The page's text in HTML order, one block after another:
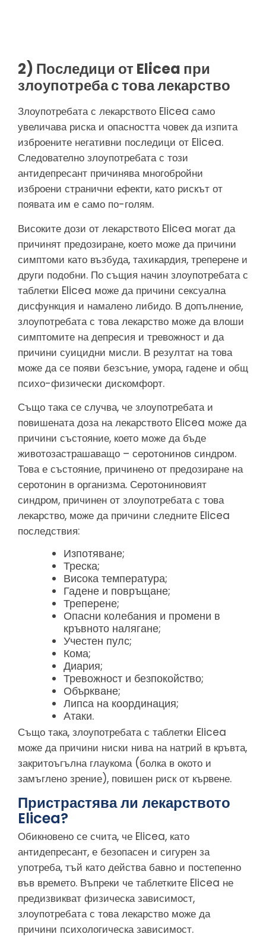
2) Последици от Elicea при
злоупотреба с това лекарство
Злоупотребата с лекарството Elicea само
увеличава риска и опасността човек да изпита
изброените негативни последици от Elicea.
Следователно злоупотребата с този
антидепресант причинява многобройни
изброени странични ефекти, като рискът от
появата им е само по-голям.
Високите дози от лекарството Elicea могат да
причинят предозиране, което може да причини
симптоми като възбуда, тахикардия, треперене и
други подобни. По същия начин злоупотребата с
таблетки Elicea може да причини сексуална
дисфункция и намалено либидо. В допълнение,
злоупотребата с това лекарство може да влоши
симптомите на депресия и тревожност и да
причини суицидни мисли. В резултат на това
може да се появи безсъние, умора, гадене и общ
психо-физически дискомфорт.
Също така се случва, че злоупотребата и
повишената доза на лекарството Elicea може да
причини състояние, което може да бъде
животозастрашаващо – серотонинов синдром.
Това е състояние, причинено от предозиране на
серотонин в организма. Серотониновият
синдром, причинен от злоупотребата с това
лекарство, може да причини следните Elicea
последствия:
Изпотяване;
Треска;
Висока температура;
Гадене и повръщане;
Треперене;
Опасни колебания и промени в
кръвното налягане;
Учестен пулс;
Кома;
Диария;
Тревожност и безпокойство;
Объркване;
Липса на координация;
Атаки.
Също така, злоупотребата с таблетки Elicea
може да причини ниски нива на натрий в кръвта,
закритоъгълна глаукома (болка в окото и
замъглено зрение), повишен риск от кървене.
Пристрастява ли лекарството
Elicea?
Обикновено се счита, че Elicea, като
антидепресант, е безопасен и сигурен за
употреба, тъй като действа бавно и постепенно
във времето. Въпреки че таблетките Elicea не
предизвикват физическа зависимост,
злоупотребата с това лекарство може да
причини психологическа зависимост.